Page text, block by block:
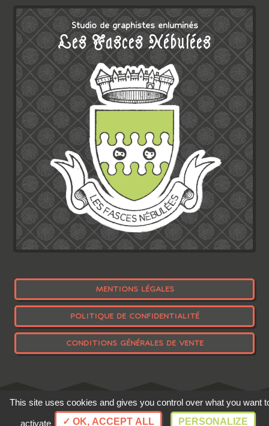
Studio de graphistes enluminés
Les Fasces Nébulées
MENTIONS LÉGALES
POLITIQUE DE CONFIDENTIALITÉ
CONDITIONS GÉNÉRALES DE VENTE
Gestion des cookies
Création 2026 • Fait-main par Les Cas Brassés
This site uses cookies and gives you control over what you want
activate ✓ OK, ACCEPT ALL PERSONALIZE